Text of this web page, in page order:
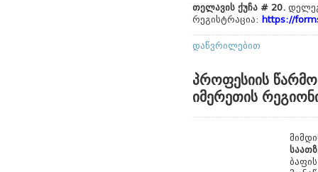
თელავის ქუჩა # 20.
რეგისტრაცია: https://
დაწვრილებით
პროფესიის
იმერეთის